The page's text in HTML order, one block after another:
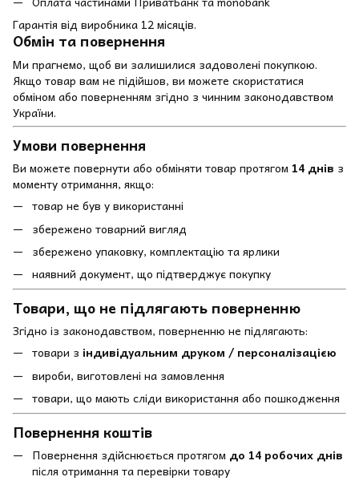
Гарантія від виробника 12 місяців.
Обмін та повернення
Ми прагнемо, щоб ви залишилися задоволені покупкою.
Якщо товар вам не підійшов, ви можете скористатися
обміном або поверненням згідно з чинним законодавством
України.
Умови повернення
Ви можете повернути або обміняти товар протягом 14 днів з
моменту отримання, якщо:
товар не був у використанні
збережено товарний вигляд
збережено упаковку, комплектацію та ярлики
наявний документ, що підтверджує покупку
Товари, що не підлягають поверненню
Згідно із законодавством, поверненню не підлягають:
товари з індивідуальним друком / персоналізацією
вироби, виготовлені на замовлення
товари, що мають сліди використання або пошкодження
Повернення коштів
Повернення здійснюється протягом до 14 робочих днів
після отримання та перевірки товару